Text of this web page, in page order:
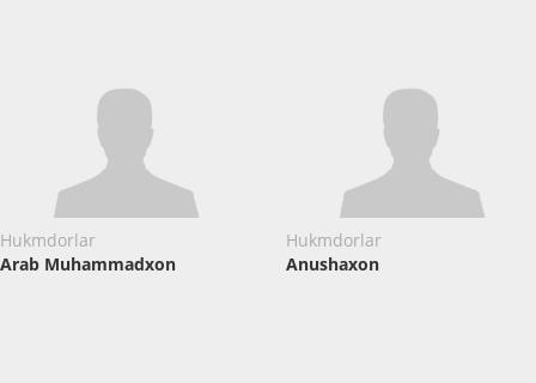
Hukmdorlar
Arab Muhammadxon
Hukmdorlar
Anushaxon